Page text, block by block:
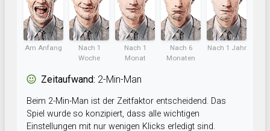
Am Anfang
Nach 1
Woche
Nach 1
Monat
Nach 6
Monaten
Nach 1 Jahr
Zeitaufwand: 2-Min-Man
Beim 2-Min-Man ist der Zeitfaktor entscheidend. Das
Spiel wurde so konzipiert, dass alle wichtigen
Einstellungen mit nur wenigen Klicks erledigt sind.